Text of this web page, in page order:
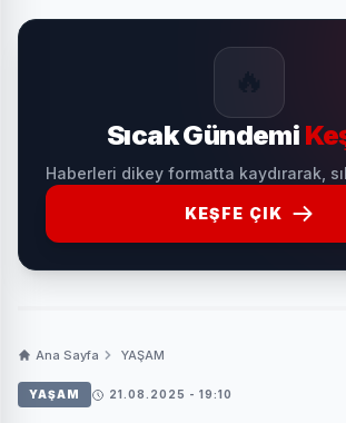
Sıcak Gündemi
Haberleri dikey formatta kaydırarak,
KEŞFE ÇIK
Ana Sayfa YAŞAM
YAŞAM 21.08.2025 - 19:10